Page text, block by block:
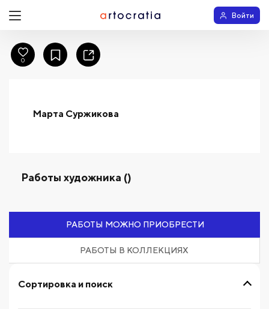
Войти
Марта Суржикова
Работы художника ()
РАБОТЫ МОЖНО ПРИОБРЕСТИ
РАБОТЫ В КОЛЛЕКЦИЯХ
Сортировка и поиск
0